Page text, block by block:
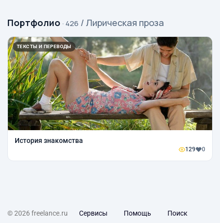
Портфолио · 426 / Лирическая проза
ТЕКСТЫ И ПЕРЕВОДЫ
История знакомства
129 0
© 2026 freelance.ru Сервисы Помощь Поиск